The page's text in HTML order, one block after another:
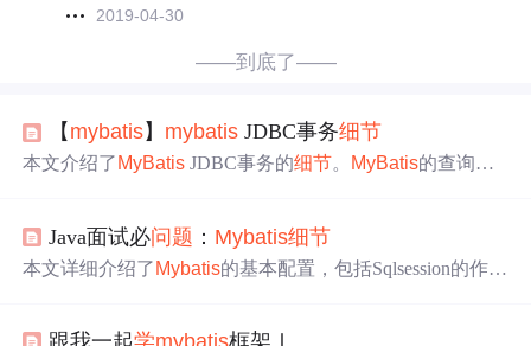
2019-04-30
——到底了——
【 mybatis】 mybatis JDBC事务细节
本文介绍了 MyBatis JDBC事务的细节。 MyBatis的查询和
造成事务泄露。DML需显式提交，否则close时回滚事务。
不注意commit和close操作，会导致事务不提交、连接泄露
Java面试必问题 ： Mybatis细节
本文详细介绍了 Mybatis的基本配置，包括Sqlsession的作
跟我一起学mybatis框架Ⅰ